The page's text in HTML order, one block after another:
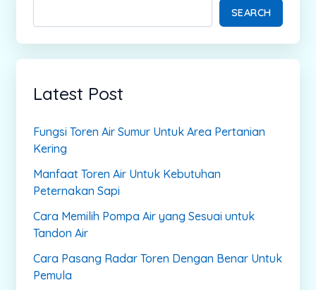
SEARCH
Latest Post
Fungsi Toren Air Sumur Untuk Area Pertanian
Kering
Manfaat Toren Air Untuk Kebutuhan
Peternakan Sapi
Cara Memilih Pompa Air yang Sesuai untuk
Tandon Air
Cara Pasang Radar Toren Dengan Benar Untuk
Pemula